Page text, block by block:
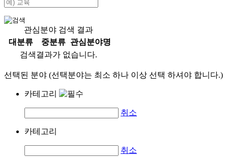
관심분야 검색 결과
대분류
중분류
관심분야명
검색결과가 없습니다.
선택된 분야 (선택분야는 최소 하나 이상 선택 하셔야 합니다.)
카테고리
취소
카테고리
취소